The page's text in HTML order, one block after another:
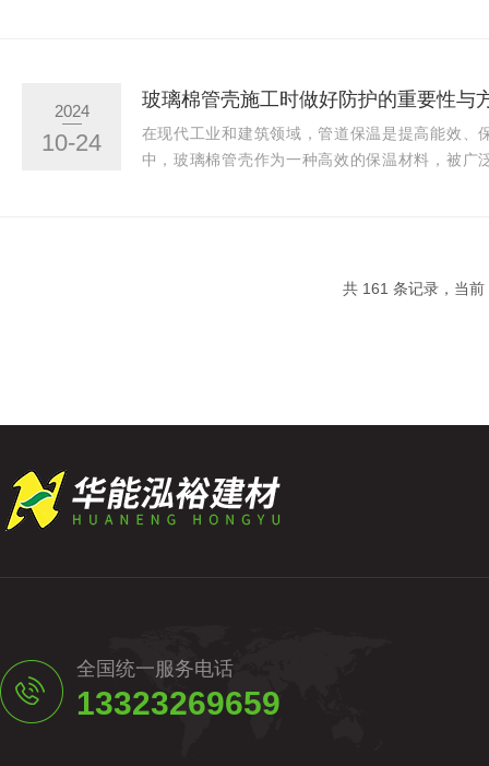
难以通过其传递。当玻璃棉被制成管壳形状并包
有效的保温层。玻璃棉管壳的保温原理主要基于其
2024
10-24
玻璃棉管壳施工时做好防护的重要性与
在现代工业和建筑领域，管道保温是提高能效、
中，玻璃棉管壳作为一种高效的保温材料，被广
等材料。所有材料应符合相关国家标准，确保其保
共 161 条记录，当
全国统一服务电话
13323269659